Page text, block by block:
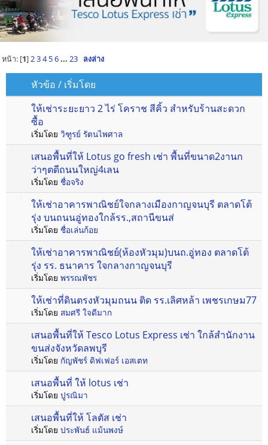
หน้า: [1]2 3 4 5 6 ... 23 ลงล่าง
หัวข้อ / เริ่มโดย
ให้เช่าระยะยาว 2 ไร่ โคราช สีคิ้ว สำหรับร้านสะดวก
ซื้อ
เริ่มโดย วิฑูรย์ รัตนไพศาล
เสนอพื้นที่ให้ Lotus go fresh เช่า พื้นที่ขนาด2งานก
ว่าๆตดีถนนใหญ่4เลน
เริ่มโดย ชื่อจริง
ให้เช่าอาคารพาณิชย์ใจกลางเมืองกาญจนบุรี ตลาดโต้
รุ่ง บนถนนอู่ทองใกล้รร.,สถานีขนส่
เริ่มโดย ชื่อเล่นก้อย
ให้เช่าอาคารพาณิชย์(ห้องหัวมุม)บนถ.อู่ทอง ตลาดโต้
รุ่ง รร. ธนาคาร ใจกลางกาญจนบุรี
เริ่มโดย พรรณพัชร
ให้เช่าที่ดินตรงหัวมุมถนน ติด รร.เลิศหล้า เพชรเกษม77
เริ่มโดย สมศรี ใจดีมาก
เสนอพื้นที่ให้ Tesco Lotus Express เช่า ใกล้สำนักงาน
ขนส่งจังหวัดลพบุรี
เริ่มโดย กัญพัชร์ ดิฟเฟอร์ เอสเตท
เสนอพื้นที่ ให้ lotus เช่า
เริ่มโดย ปูรณิมา
เสนอพื้นที่ให้ โลตัส เช่า
เริ่มโดย ประพันธ์ แม้นพงษ์